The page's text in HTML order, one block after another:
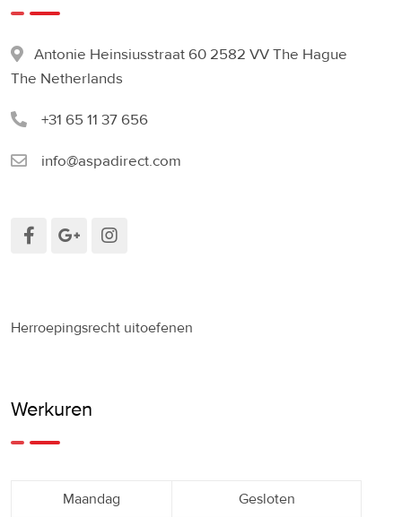
Antonie Heinsiusstraat 60 2582 VV The Hague
The Netherlands
+31 65 11 37 656
info@aspadirect.com
Herroepingsrecht uitoefenen
Werkuren
Maandag Gesloten